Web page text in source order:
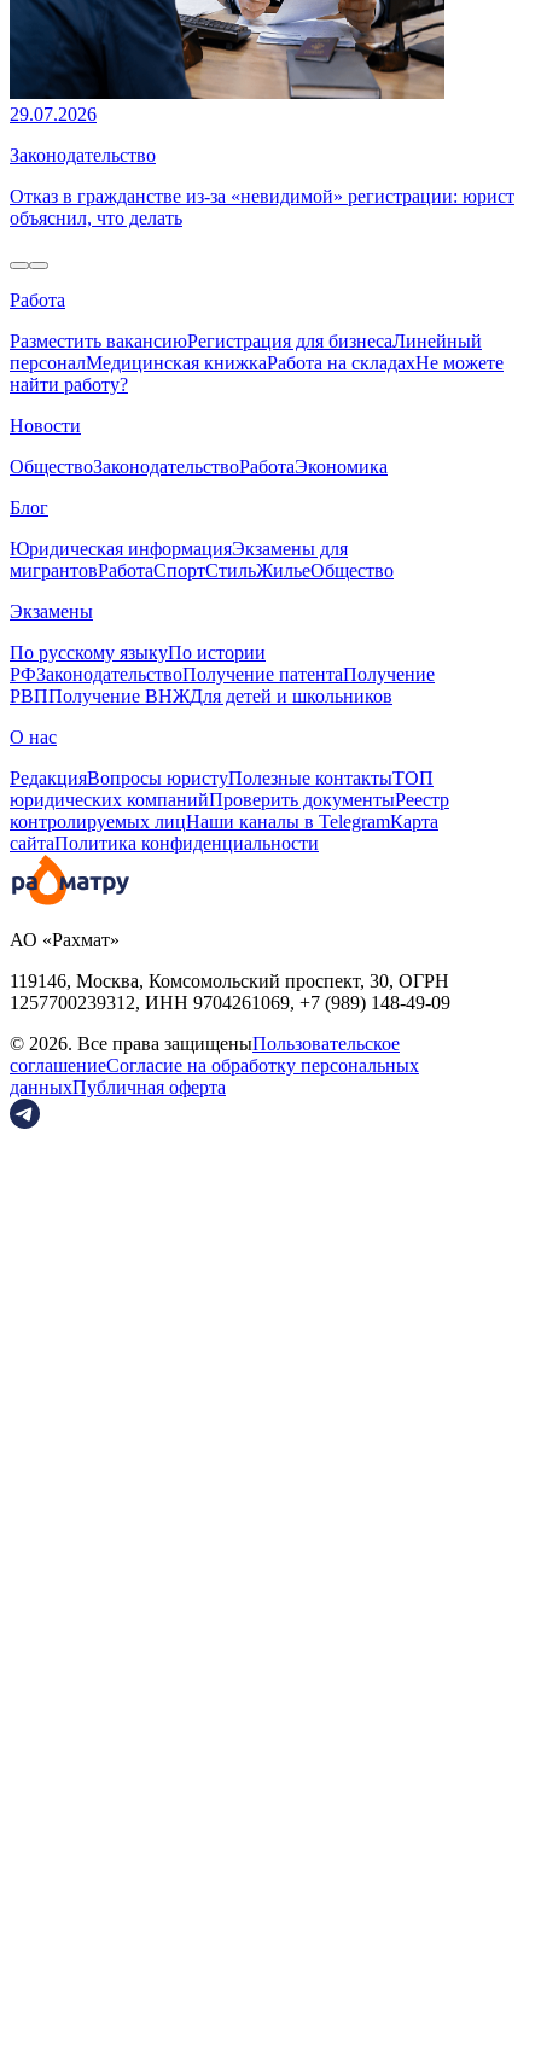
29.07.2026
Законодательство
Отказ в гражданстве из-за «невидимой» регистрации: юрист
объяснил, что делать
Работа
Разместить вакансиюРегистрация для бизнесаЛинейный
персоналМедицинская книжкаРабота на складахНе можете
найти работу?
Новости
ОбществоЗаконодательствоРаботаЭкономика
Блог
Юридическая информацияЭкзамены для
мигрантовРаботаСпортСтильЖильеОбщество
Экзамены
По русскому языкуПо истории
РФЗаконодательствоПолучение патентаПолучение
РВППолучение ВНЖДля детей и школьников
О нас
РедакцияВопросы юристуПолезные контактыТОП
юридических компанийПроверить документыРеестр
контролируемых лицНаши каналы в TelegramКарта
сайтаПолитика конфиденциальности
АО «Рахмат»
119146, Москва, Комсомольский проспект, 30, ОГРН
1257700239312, ИНН 9704261069, +7 (989) 148-49-09
© 2026. Все права защищеныПользовательское
соглашениеСогласие на обработку персональных
данныхПубличная оферта